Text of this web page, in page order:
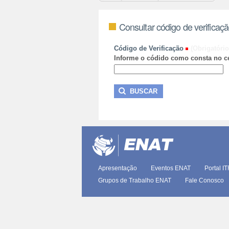
Consultar código de
Código de Verificação
Informe o códido como consta no
Apresentação Eventos ENAT Portal
Grupos de Trabalho ENAT
Fale Conosco